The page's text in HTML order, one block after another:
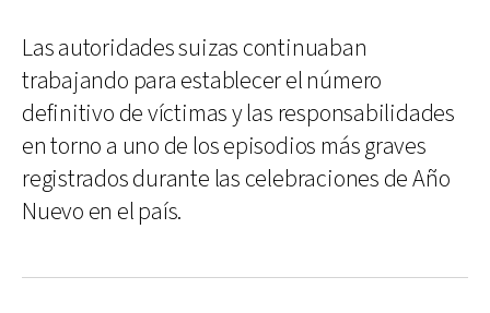
Las autoridades suizas continuaban
trabajando para establecer el número
definitivo de víctimas y las responsabilidades
en torno a uno de los episodios más graves
registrados durante las celebraciones de Año
Nuevo en el país.